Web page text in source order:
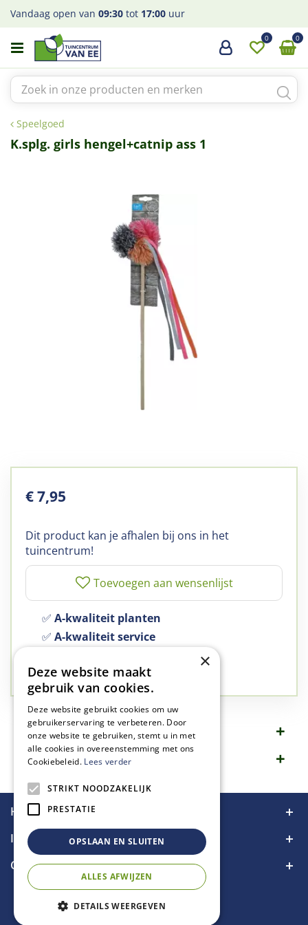
a
Speelgoed
Vandaag open van 09:30 tot 17:00 uur
K.splg. girls hengel+catnip ass 1
€7,95
Dit product kan je afhalen bij ons in het
tuincentrum!
✅ A-kwaliteit planten
✅ A-kwaliteit service
✅Groen, dat is wat we doen
Omschrijving
Specificaties
Handige links
Informatie
Contact
×
Deze website maakt
gebruik van cookies.
Deze website gebruikt cookies om uw
gebruikerservaring te verbeteren. Door
onze website te gebruiken, stemt u in met
alle cookies in overeenstemming met ons
Cookiebeleid. Lees verder
STRIKT NOODZAKELIJK
PRESTATIE
OPSLAAN EN SLUITEN
ALLES AFWIJZEN
DETAILS WEERGEVEN